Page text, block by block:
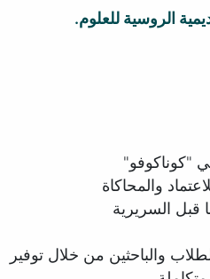
"كوناكوفو"
والمحاكاة
قبل السريرية
والباحثين من خلال توفير